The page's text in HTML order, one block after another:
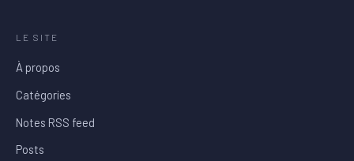
LE SITE
À propos
Catégories
Notes RSS feed
Posts